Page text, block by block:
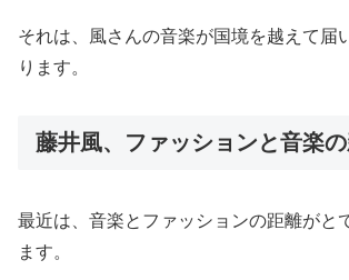
それは、風さんの音楽が国境を越えて届
ります。
藤井風、ファッションと音楽
最近は、音楽とファッションの距離がと
ます。